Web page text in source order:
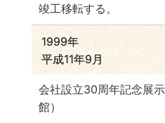
竣工移転する。
1999年
平成11年9月
会社設立30周年記念展
館）